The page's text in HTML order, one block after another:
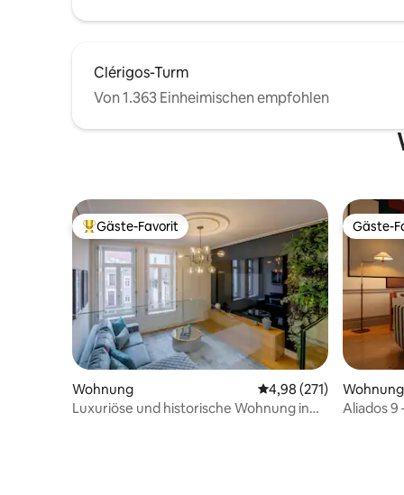
Clérigos-Turm
Von 1.363 Einheimischen empfohlen
Beliebter Gäste-Favorit.
Gäste-Favorit
Wohnung Durchschnittliche
4,98 (271)
Luxuriöse und historische Wohnung in
Gäste-
Gäste-
Wohnung
Aliados 9